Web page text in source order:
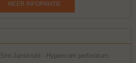
MEER INFORMATIE
Sint-Janskruid - Hypericum perforatum